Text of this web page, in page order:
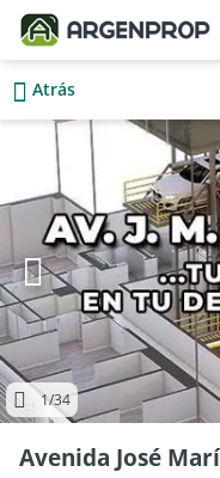
Atrás
1/34
Avenida José